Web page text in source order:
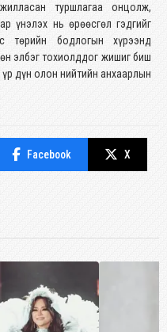
туршлагаа онцолж,
үнэлэх нь өрөөсгөл гэдгийг
төрийн бодлогын хүрээнд
элбэг тохиолддог жишиг биш
дүн олон нийтийн анхаарлын
Facebook X